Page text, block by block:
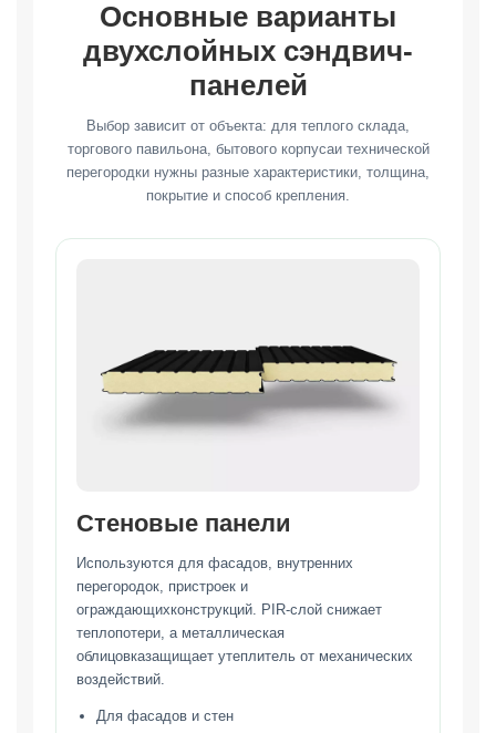
Основные варианты
двухслойных сэндвич-
панелей
Выбор зависит от объекта: для теплого склада,
торгового павильона, бытового корпусаи технической
перегородки нужны разные характеристики, толщина,
покрытие и способ крепления.
Стеновые панели
Используются для фасадов, внутренних
перегородок, пристроек и
ограждающихконструкций. PIR-слой снижает
теплопотери, а металлическая
облицовказащищает утеплитель от механических
воздействий.
Для фасадов и стен